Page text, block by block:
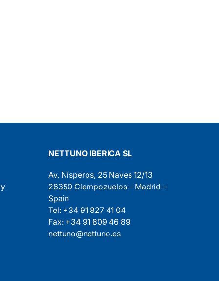
NETTUNO IBERICA SL
Av. Nísperos, 25 Naves 12/13
28350 Ciempozuelos – Madrid –
Spain
Tel: +34 91 827 41 04
Fax: +34 91 809 46 89
nettuno@nettuno.es